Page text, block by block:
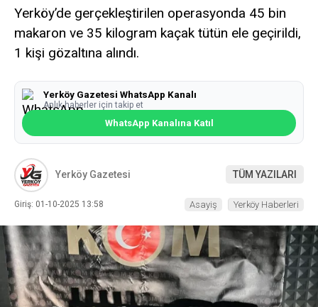
Yerköy’de gerçekleştirilen operasyonda 45 bin
makaron ve 35 kilogram kaçak tütün ele geçirildi,
1 kişi gözaltına alındı.
Yerköy Gazetesi WhatsApp Kanalı
Anlık haberler için takip et
WhatsApp Kanalına Katıl
Yerköy Gazetesi TÜM YAZILARI
Giriş: 01-10-2025 13:58 Asayiş Yerköy Haberleri